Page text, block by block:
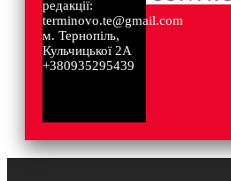
редакції:
terminovo.te@gmail.com
м. Тернопіль,
Кульчицької 2А
+380935295439